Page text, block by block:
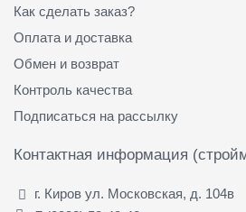
Как сделать заказ?
Оплата и доставка
Обмен и возврат
Контроль качества
Подписаться на рассылку
Контактная информация
г. Киров ул. Московская, д. 104в